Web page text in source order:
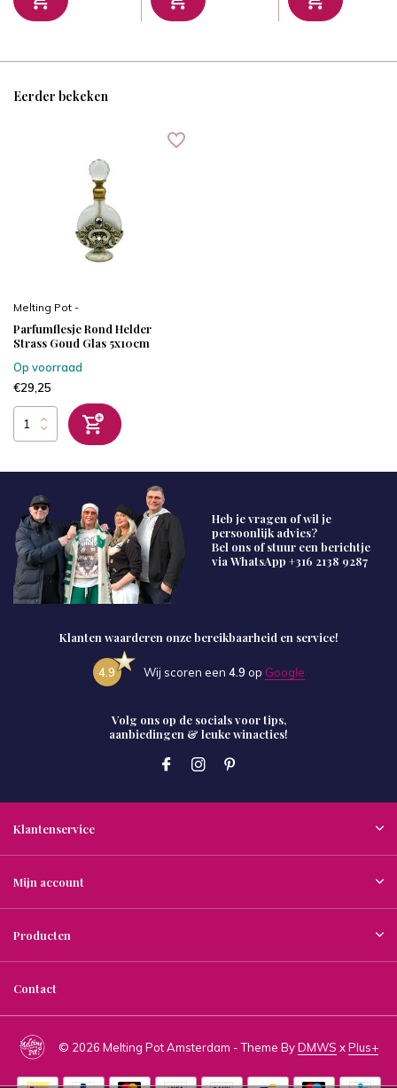
Eerder bekeken
Melting Pot -
Parfumflesje Rond Helder
Strass Goud Glas 5x10cm
Op voorraad
€29,25
Heb je vragen of wil je
persoonlijk advies?
Bel ons of stuur een berichtje
via WhatsApp +316 2138 9287
Klanten waarderen onze bereikbaarheid en service!
4.9 Wij scoren een 4.9 op Google
Volg ons op de socials voor tips,
aanbiedingen & leuke winacties!
Klantenservice
Mijn account
Producten
Contact
© 2026 Melting Pot Amsterdam - Theme ByDMWS xPlus+